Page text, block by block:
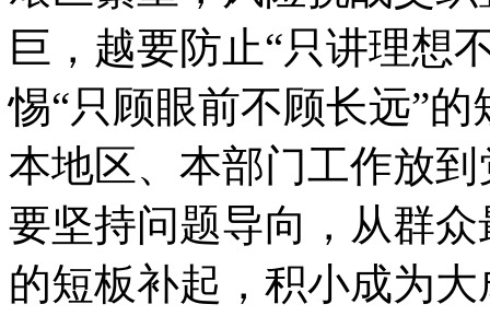
巨，越要防止“只讲理想
惕“只顾眼前不顾长远”
本地区、本部门工作放
要坚持问题导向，从群
的短板补起，积小成为